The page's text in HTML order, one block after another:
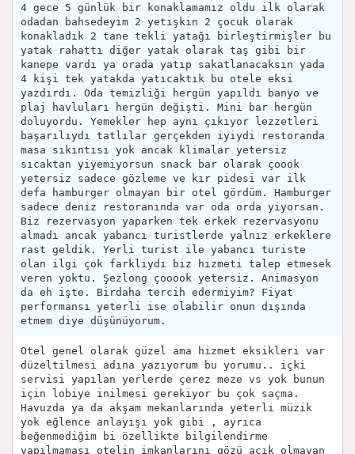
4 gece 5 günlük bir konaklamamız oldu ilk olarak
odadan bahsedeyim 2 yetişkin 2 çocuk olarak
konakladık 2 tane tekli yatağı birleştirmişler bu
yatak rahattı diğer yatak olarak taş gibi bir
kanepe vardı ya orada yatıp sakatlanacaksın yada
4 kişi tek yatakda yatıcaktık bu otele eksi
yazdırdı. Oda temizliği hergün yapıldı banyo ve
plaj havluları hergün değişti. Mini bar hergün
doluyordu. Yemekler hep aynı çıkıyor lezzetleri
başarılıydı tatlılar gerçekden iyiydi restoranda
masa sıkıntısı yok ancak klimalar yetersiz
sıcaktan yiyemiyorsun snack bar olarak çoook
yetersiz sadece gözleme ve kır pidesi var ilk
defa hamburger olmayan bir otel gördüm. Hamburger
sadece deniz restoranında var oda orda yiyorsan.
Biz rezervasyon yaparken tek erkek rezervasyonu
almadı ancak yabancı turistlerde yalnız erkeklere
rast geldik. Yerli turist ile yabancı turiste
olan ilgi çok farklıydı biz hizmeti talep etmesek
veren yoktu. Şezlong çooook yetersiz. Animasyon
da eh işte. Birdaha tercih edermiyim? Fiyat
performansı yeterli ise olabilir onun dışında
etmem diye düşünüyorum.
Otel genel olarak güzel ama hizmet eksikleri var
düzeltilmesi adına yazıyorum bu yorumu.. içki
servisi yapılan yerlerde çerez meze vs yok bunun
için lobiye inilmesi gerekiyor bu çok saçma.
Havuzda ya da akşam mekanlarında yeterli müzik
yok eğlence anlayışı yok gibi , ayrıca
beğenmediğim bi özellikte bilgilendirme
yapılmaması otelin imkanlarını gözü açık olmayan